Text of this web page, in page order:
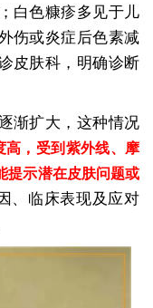
白色糠疹多见于儿
伤或炎症后色素减
皮肤科，明确诊断
渐扩大，这种情况
高，受到紫外线、摩
提示潜在皮肤问题或
、临床表现及应对